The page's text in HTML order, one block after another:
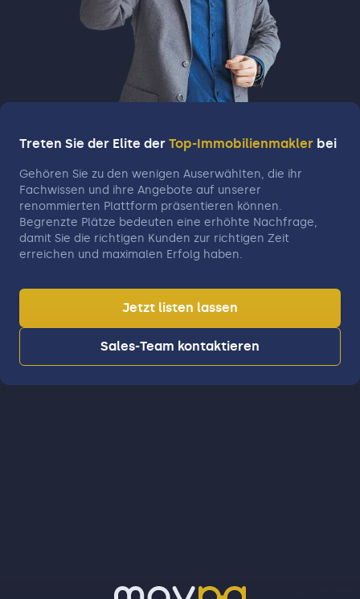
Treten Sie der Elite der Top-Immobilienmakler bei
Gehören Sie zu den wenigen Auserwählten, die ihr
Fachwissen und ihre Angebote auf unserer
renommierten Plattform präsentieren können.
Begrenzte Plätze bedeuten eine erhöhte Nachfrage,
damit Sie die richtigen Kunden zur richtigen Zeit
erreichen und maximalen Erfolg haben.
Jetzt listen lassen
Sales-Team kontaktieren